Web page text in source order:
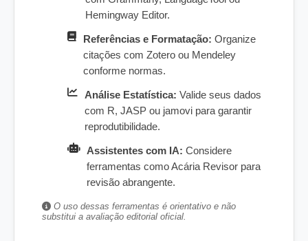
Hemingway Editor.
Referências e Formatação: Organize
citações com Zotero ou Mendeley
conforme normas.
Análise Estatística: Valide seus dados
com R, JASP ou jamovi para garantir
reprodutibilidade.
Assistentes com IA: Considere
ferramentas como Acária Revisor para
revisão abrangente.
O uso dessas ferramentas é orientativo e não
substitui a avaliação editorial oficial.